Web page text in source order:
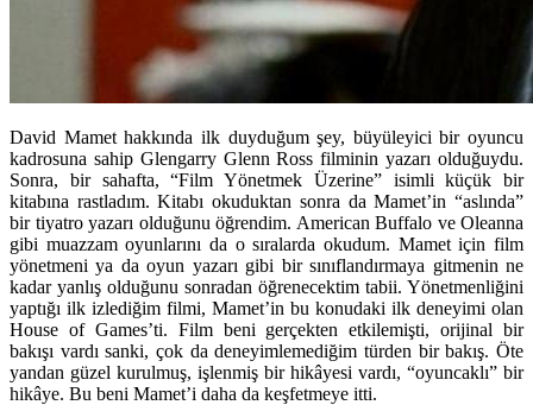
David Mamet hakkında ilk duyduğum şey, büyüleyici bir oyuncu
kadrosuna sahip Glengarry Glenn Ross filminin yazarı olduğuydu.
Sonra, bir sahafta, “Film Yönetmek Üzerine” isimli küçük bir
kitabına rastladım. Kitabı okuduktan sonra da Mamet’in “aslında”
bir tiyatro yazarı olduğunu öğrendim. American Buffalo ve Oleanna
gibi muazzam oyunlarını da o sıralarda okudum. Mamet için film
yönetmeni ya da oyun yazarı gibi bir sınıflandırmaya gitmenin ne
kadar yanlış olduğunu sonradan öğrenecektim tabii. Yönetmenliğini
yaptığı ilk izlediğim filmi, Mamet’in bu konudaki ilk deneyimi olan
House of Games’ti. Film beni gerçekten etkilemişti, orijinal bir
bakışı vardı sanki, çok da deneyimlemediğim türden bir bakış. Öte
yandan güzel kurulmuş, işlenmiş bir hikâyesi vardı, “oyuncaklı” bir
hikâye. Bu beni Mamet’i daha da keşfetmeye itti.